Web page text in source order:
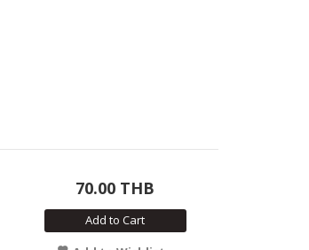
70.00 THB
Add to Cart